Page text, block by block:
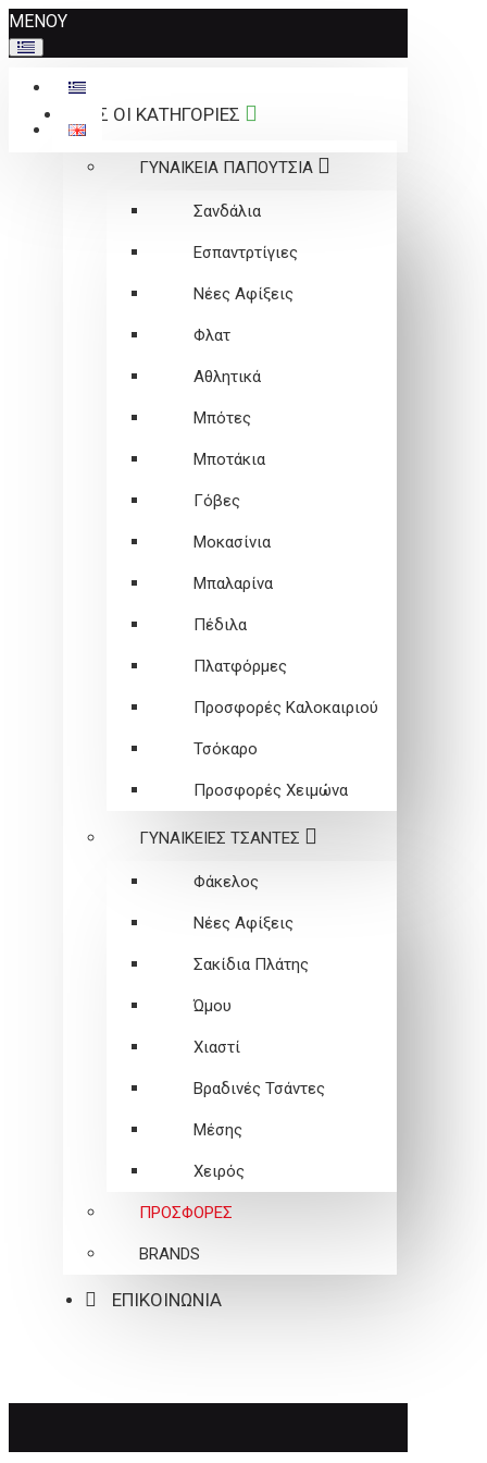
Σημείωση:
Αυτός
ο
ιστότοπος
περιλαμβάνει
ΜΕΝΟΥ
ΟΛΕΣ ΟΙ ΚΑΤΗΓΟΡΙΕΣ
ΓΥΝΑΙΚΕΙΑ ΠΑΠΟΥΤΣΙΑ
Σανδάλια
Εσπαντρτίγιες
Νέες Αφίξεις
Φλατ
Αθλητικά
Μπότες
Μποτάκια
Γόβες
Μοκασίνια
Μπαλαρίνα
Πέδιλα
Πλατφόρμες
Προσφορές Καλοκαιριού
Τσόκαρο
Προσφορές Χειμώνα
ΓΥΝΑΙΚΕΙEΣ ΤΣΑΝΤΕΣ
Φάκελος
Νέες Αφίξεις
Σακίδια Πλάτης
Ώμου
Χιαστί
Βραδινές Τσάντες
Μέσης
Χειρός
ΠΡΟΣΦΟΡΕΣ
BRANDS
ΕΠΙΚΟΙΝΩΝΙΑ